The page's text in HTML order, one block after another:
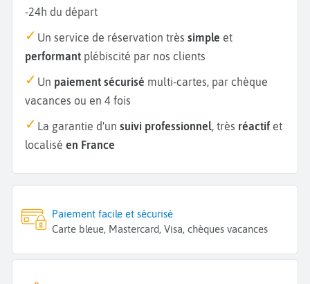
-24h du départ
Un service de réservation très simple et
performant plébiscité par nos clients
Un paiement sécurisé multi-cartes, par chèque
vacances ou en 4 fois
La garantie d'un suivi professionnel, très réactif et
localisé en France
Paiement facile et sécurisé
Carte bleue, Mastercard, Visa, chèques vacances